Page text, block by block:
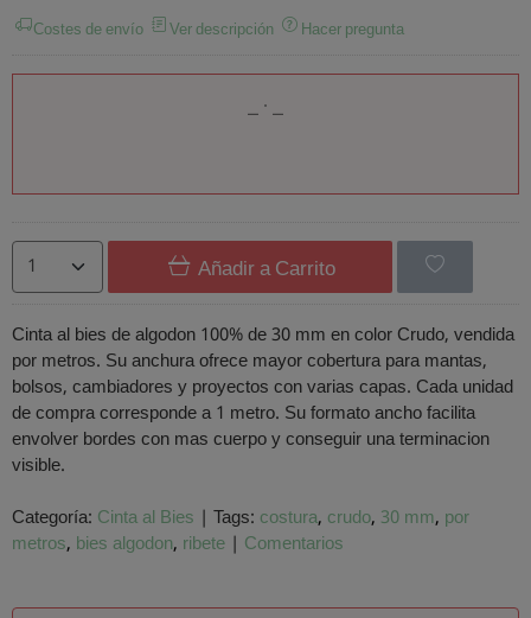
Costes de envío Ver descripción Hacer pregunta
Añadir a Carrito
Cinta al bies de algodon 100% de 30 mm en color Crudo, vendida
por metros. Su anchura ofrece mayor cobertura para mantas,
bolsos, cambiadores y proyectos con varias capas. Cada unidad
de compra corresponde a 1 metro. Su formato ancho facilita
envolver bordes con mas cuerpo y conseguir una terminacion
visible.
Categoría: Cinta al Bies | Tags: costura crudo 30 mm por
metros bies algodon ribete | Comentarios